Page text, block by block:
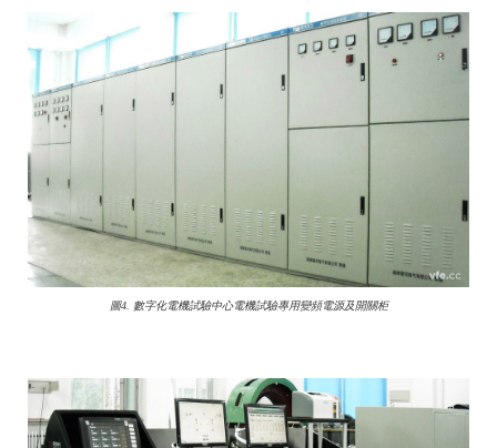
圖4. 數字化電機試驗中心電機試驗專用變頻電源及開關柜